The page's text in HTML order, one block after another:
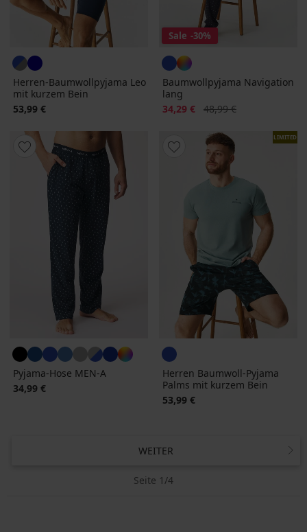
Herren-Baumwollpyjama Leo
mit kurzem Bein
53,99 €
Sale -30%
Baumwollpyjama Navigation
lang
Rabatt
34,29 € Alter Preis
48,99 €
Pyjama-Hose MEN-A
34,99 €
LIMITED
Herren Baumwoll-Pyjama
Palms mit kurzem Bein
53,99 €
WEITER
Seite 1/4